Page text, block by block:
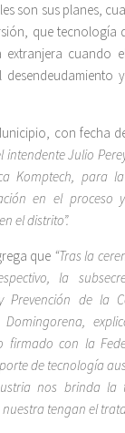
son sus planes,
que tecnología
extranjera cuando
desendeudamiento
con fecha
intendente Julio
Komptech, para
en el proceso
el distrito”.
que “Tras la
la
Prevención de la
firmado con la
de tecnología
nos brinda la
tengan el